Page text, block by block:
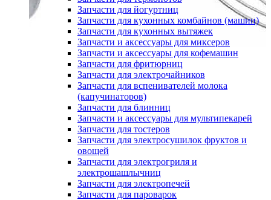
Запчасти для йогуртниц
Запчасти для кухонных комбайнов (машин)
Запчасти для кухонных вытяжек
Запчасти и аксессуары для миксеров
Запчасти и аксессуары для кофемашин
Запчасти для фритюрниц
Запчасти для электрочайников
Запчасти для вспенивателей молока
(капучинаторов)
Запчасти для блинниц
Запчасти и аксессуары для мультипекарей
Запчасти для тостеров
Запчасти для электросушилок фруктов и
овощей
Запчасти для электрогриля и
электрошашлычниц
Запчасти для электропечей
Запчасти для пароварок